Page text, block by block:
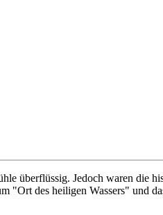
überflüssig. Jedoch waren die
des heiligen Wassers" und